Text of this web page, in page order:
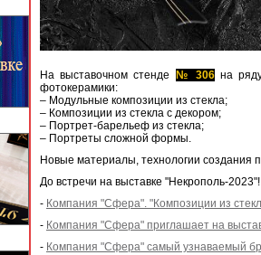
На выставочном стенде № 306на ряду
фотокерамики:
– Модульные композиции из стекла;
– Композиции из стекла с декором;
– Портрет-барельеф из стекла;
– Портреты сложной формы.
Новые материалы, технологии создания
До встречи на выставке "Некрополь-2023"!
- Компания "Сфера". "Композиции из
- Компания "Сфера" приглашает на
- Компания "Сфера" самый узнаваемый